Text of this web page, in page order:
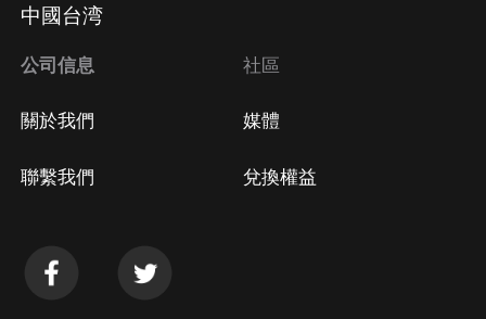
中國台湾
公司信息
關於我們
聯繫我們
社區
媒體
兌換權益